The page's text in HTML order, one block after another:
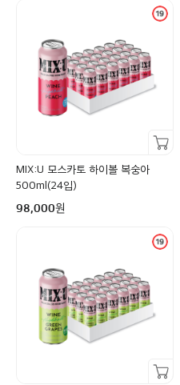
MIX:U 모스카토 하이볼 복숭아
500ml(24입)
98,000원